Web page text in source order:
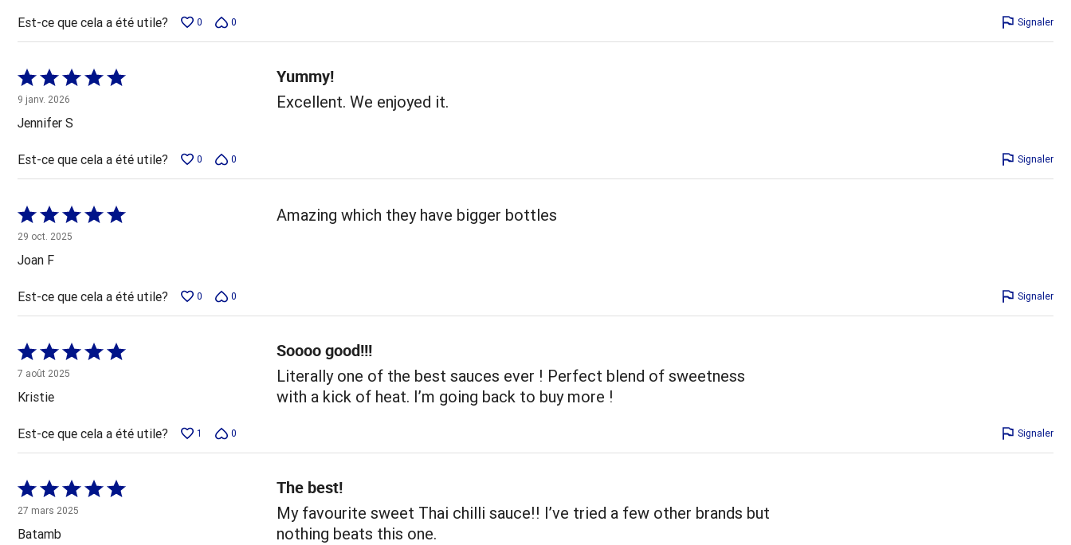
Est-ce que cela a été utile? 0 0 Signaler
Coté
5 sur
5
9 janv. 2026
Jennifer S
Yummy!
Excellent. We enjoyed it.
Est-ce que cela a été utile? 0 0 Signaler
Coté
5 sur
5
29 oct. 2025
Joan F
Amazing which they have bigger bottles
Est-ce que cela a été utile? 0 0 Signaler
Coté
5 sur
5
7 août 2025
Kristie
Soooo good!!!
Literally one of the best sauces ever ! Perfect blend of sweetness
with a kick of heat. I’m going back to buy more !
Est-ce que cela a été utile? 1 0 Signaler
Coté
5 sur
5
27 mars 2025
Batamb
The best!
My favourite sweet Thai chilli sauce!! I’ve tried a few other brands but
nothing beats this one.